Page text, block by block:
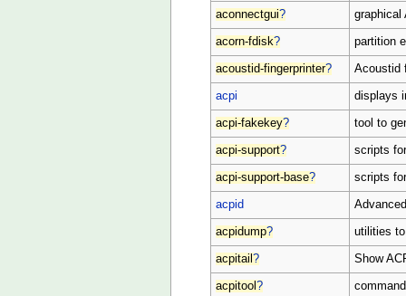
aconnectgui? graphical
acorn-fdisk? partition
acoustid-fingerprinter? Acoustid
acpi displays
acpi-fakekey? tool to
acpi-support? scripts
acpi-support-base? scripts
acpid
acpidump? utilities
acpitail? Show
acpitool?